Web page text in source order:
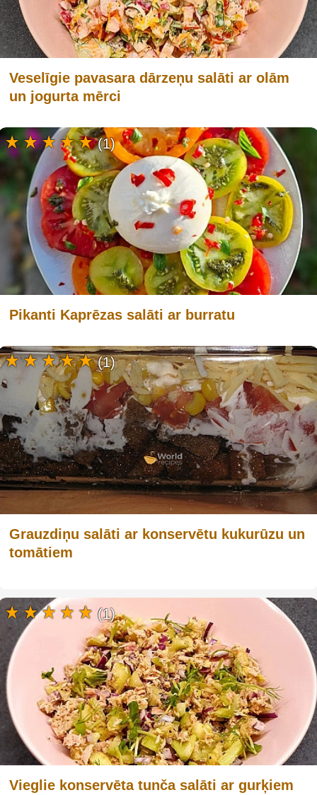
Veselīgie pavasara dārzeņu salāti ar olām
un jogurta mērci
Pikanti Kaprēzas salāti ar burratu
(1)
Grauzdiņu salāti ar konservētu kukurūzu un
tomātiem
(1)
Vieglie konservēta tunča salāti ar gurķiem
(1)